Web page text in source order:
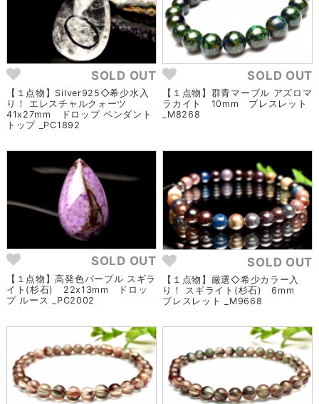
SOLD OUT
【１点物】Silver925◇希少水入
り！ エレスチャルクォーツ
41x27mm ドロップ ペンダント
トップ _PC1892
SOLD OUT
【１点物】群青マーブル アズロマ
ラカイト 10mm ブレスレット
_M8268
SOLD OUT
【１点物】高発色パープル スギラ
イト(杉石) 22x13mm ドロッ
プ ルース _PC2002
SOLD OUT
【１点物】厳選◇希少カラー入
り！ スギライト(杉石) 6mm
ブレスレット _M9668